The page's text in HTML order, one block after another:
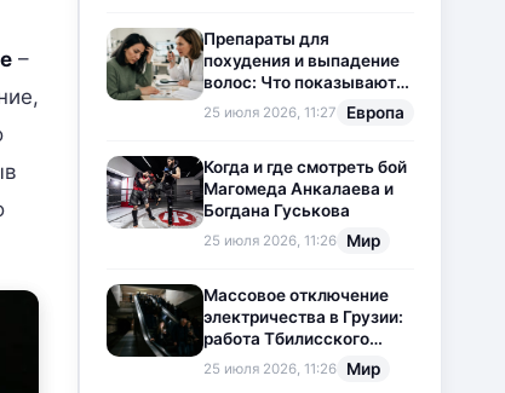
–
Препараты для
похудения и выпадение
волос: Что показывают
новые исследования?
25 июля 2026, 11:27 Европа
Когда и где смотреть бой
Магомеда Анкалаева и
Богдана Гуськова
25 июля 2026, 11:26 Мир
Массовое отключение
электричества в Грузии:
работа Тбилисского
метрополитена
приостановлена
25 июля 2026, 11:26 Мир